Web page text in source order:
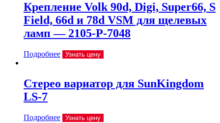
Крепление Volk 90d, Digi, Super66, S
Field, 66d и 78d VSM для щелевых
ламп — 2105-P-7048
Подробнее Узнать цену
Стерео вариатор для SunKingdom
LS-7
Подробнее Узнать цену